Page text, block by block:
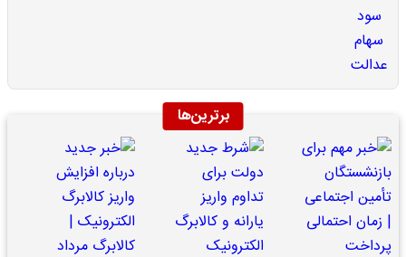
برترین‌ها